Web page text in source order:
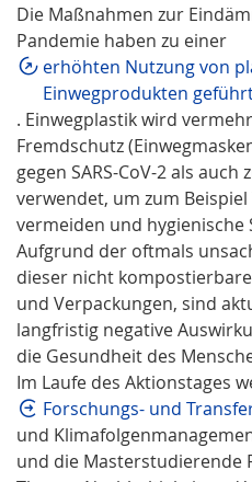
Die Maßnahmen zur
Pandemie haben zu einer
erhöhten Nutzung von
Einwegprodukten
. Einwegplastik wird
Fremdschutz
gegen SARS-CoV-2 als
verwendet, um zum
vermeiden und hygienische
Aufgrund der oftmals
dieser nicht
und Verpackungen, sind
langfristig negative
die Gesundheit des
Im Laufe des Aktionstages
Forschungs- und
und
und die Masterstudierende